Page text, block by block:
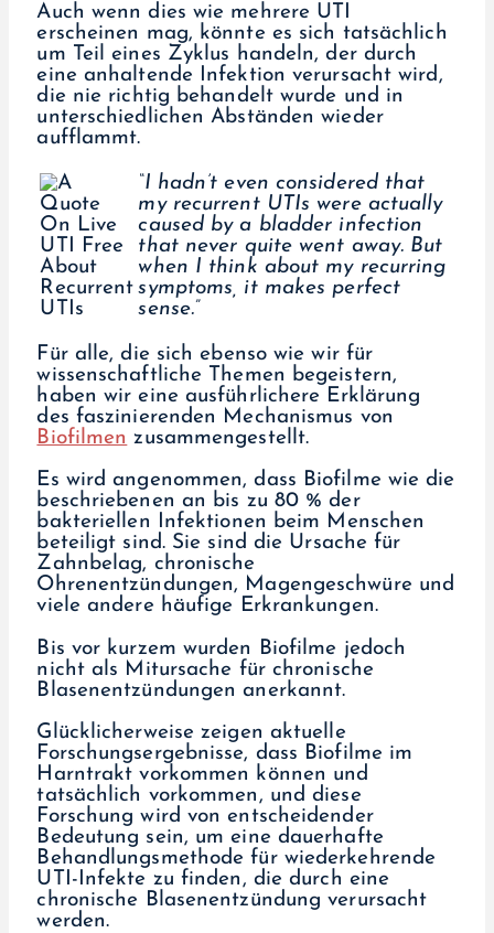
Auch wenn dies wie mehrere UTI
erscheinen mag, könnte es sich tatsächlich
um Teil eines Zyklus handeln, der durch
eine anhaltende Infektion verursacht wird,
die nie richtig behandelt wurde und in
unterschiedlichen Abständen wieder
aufflammt.
“I hadn’t even considered that
my recurrent UTIs were actually
caused by a bladder infection
that never quite went away. But
when I think about my recurring
symptoms, it makes perfect
sense.”
Für alle, die sich ebenso wie wir für
wissenschaftliche Themen begeistern,
haben wir eine ausführlichere Erklärung
des faszinierenden Mechanismus von
Biofilmen zusammengestellt.
Es wird angenommen, dass Biofilme wie die
beschriebenen an bis zu 80 % der
bakteriellen Infektionen beim Menschen
beteiligt sind. Sie sind die Ursache für
Zahnbelag, chronische
Ohrenentzündungen, Magengeschwüre und
viele andere häufige Erkrankungen.
Bis vor kurzem wurden Biofilme jedoch
nicht als Mitursache für chronische
Blasenentzündungen anerkannt.
Glücklicherweise zeigen aktuelle
Forschungsergebnisse, dass Biofilme im
Harntrakt vorkommen können und
tatsächlich vorkommen, und diese
Forschung wird von entscheidender
Bedeutung sein, um eine dauerhafte
Behandlungsmethode für wiederkehrende
UTI-Infekte zu finden, die durch eine
chronische Blasenentzündung verursacht
werden.